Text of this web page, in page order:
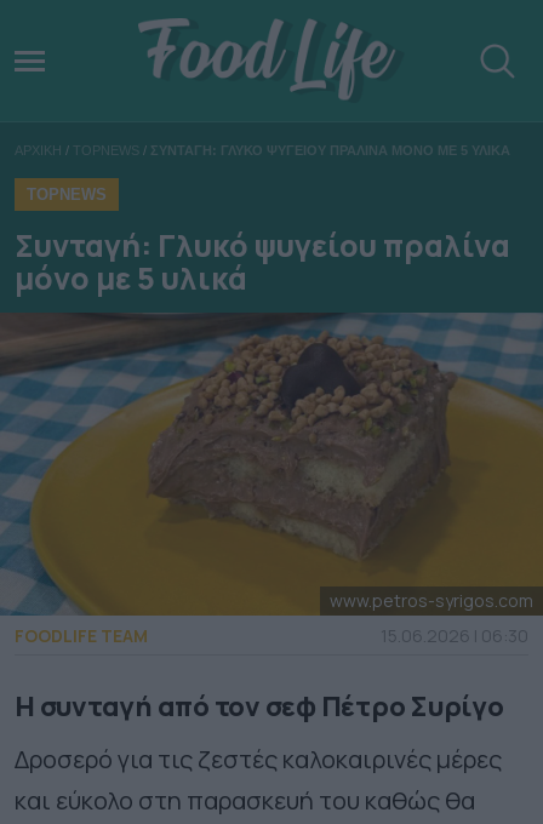
ΑΡΧΙΚΗ / TOPNEWS / ΣΥΝΤΑΓΗ: ΓΛΥΚΟ ΨΥΓΕΙΟΥ ΠΡΑΛΙΝΑ ΜΟΝΟ ΜΕ 5 ΥΛΙΚΑ
TOPNEWS
Συνταγή: Γλυκό ψυγείου πραλίνα
μόνο με 5 υλικά
www.petros-syrigos.com
FOODLIFE TEAM
15.06.2026 | 06:30
Η συνταγή από τον σεφ Πέτρο Συρίγο
Δροσερό για τις ζεστές καλοκαιρινές μέρες
και εύκολο στη παρασκευή του καθώς θα